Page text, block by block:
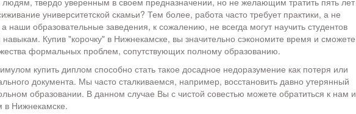
университетской скамьи? Тем более, работа часто требует практики, а не
наши образовательные заведения, к сожалению, не всегда могут научить студентов
Купив "корочку" в Нижнекамске, вы значительно сэкономите время и сможете
формальных проблем, сопутствующих полному образованию.
купить диплом способно стать такое досадное недоразумение как потеря или
документа. Мы часто сталкиваемся, например, восстановить давно утерянный
образовании. В данном случае Вы с чистой совестью можете обратиться к нам и
в Нижнекамске.